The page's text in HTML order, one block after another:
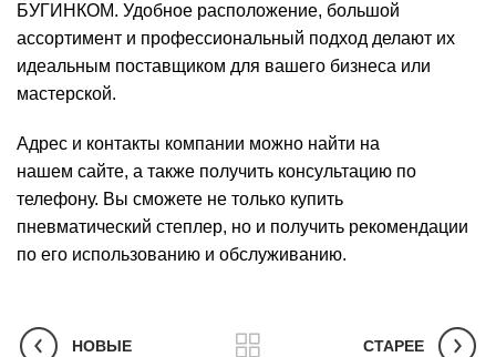
БУГИНКОМ. Удобное расположение, большой
ассортимент и профессиональный подход делают их
идеальным поставщиком для вашего бизнеса или
мастерской.
Адрес и контакты компании можно найти на
нашем сайте, а также получить консультацию по
телефону. Вы сможете не только купить
пневматический степлер, но и получить рекомендации
по его использованию и обслуживанию.
НОВЫЕ СТАРЕЕ